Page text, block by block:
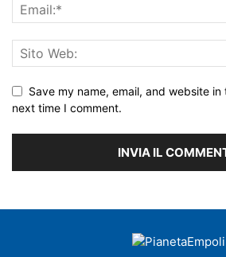
Save my name, email, and website
next time I comment.